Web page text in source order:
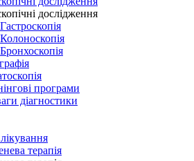
дослідження
Гастроскопія
Колоноскопія
Бронхоскопія
програми
діагностики
терапія